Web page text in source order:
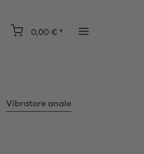
0,00 € *
Vibratore anale